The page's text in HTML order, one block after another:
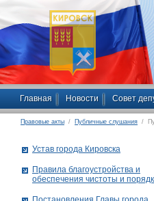
Главная Новости Совет
Правовые акты / Публичные слушания /
Устав города Кировска
Правила благоустройства и
обеспечения чистоты и